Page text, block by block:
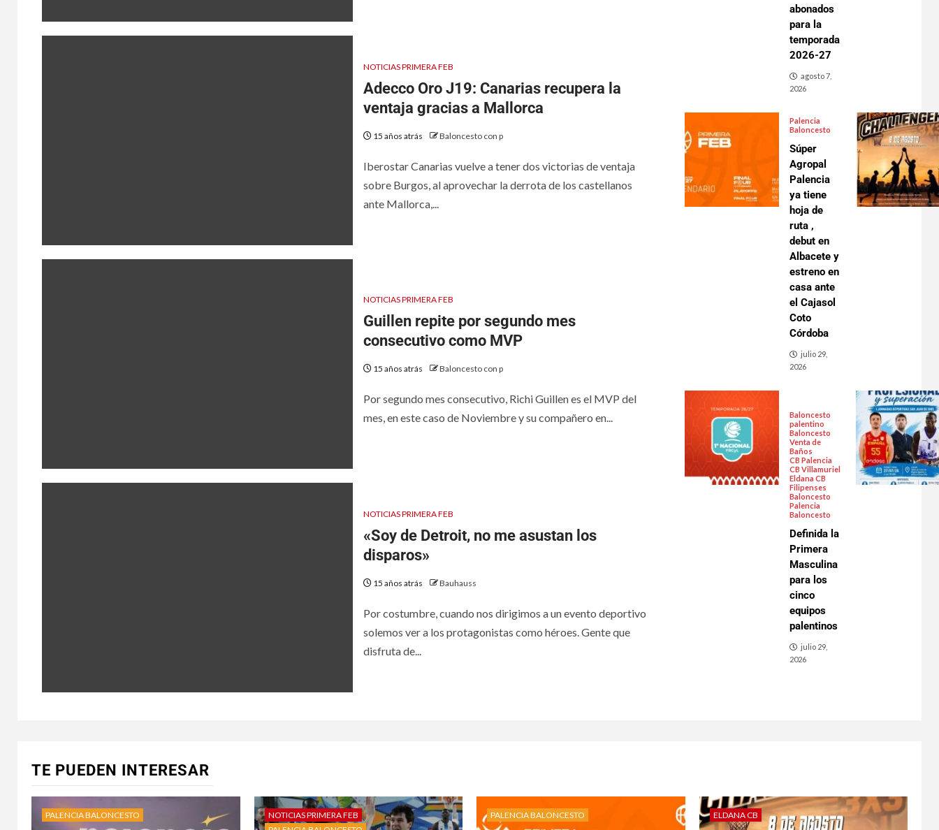
NOTICIAS PRIMERA FEB
Adecco Oro J19: Canarias recupera la
ventaja gracias a Mallorca
15 años atrás Baloncesto con p
Iberostar Canarias vuelve a tener dos victorias de ventaja
sobre Burgos, al aprovechar la derrota de los castellanos
ante Mallorca,...
NOTICIAS PRIMERA FEB
Guillen repite por segundo mes
consecutivo como MVP
15 años atrás Baloncesto con p
Por segundo mes consecutivo, Richi Guillen es el MVP del
mes, en este caso de Noviembre y su compañero en...
NOTICIAS PRIMERA FEB
«Soy de Detroit, no me asustan los
disparos»
15 años atrás Bauhauss
Por costumbre, cuando nos dirigimos a un evento deportivo
solemos ver a los protagonistas como héroes. Gente que
disfruta de...
abonados
para la
temporada
2026-27
agosto 7,
2026
Palencia
Baloncesto
Súper
Agropal
Palencia
ya tiene
hoja de
ruta ,
debut en
Albacete y
estreno en
casa ante
el Cajasol
Coto
Córdoba
julio 29,
2026
Baloncesto
palentino
Baloncesto
Venta de
Baños
CB Palencia
CB Villamuriel
Eldana CB
Filipenses
Baloncesto
Palencia
Baloncesto
Definida la
Primera
Masculina
para los
cinco
equipos
palentinos
julio 29,
2026
TE PUEDEN INTERESAR
PALENCIA BALONCESTO
NOTICIAS PRIMERA FEB
PALENCIA BALONCESTO ELDANA CB